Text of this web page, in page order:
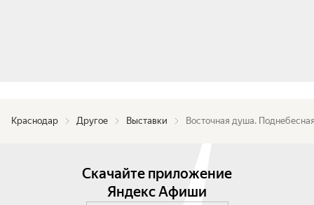
Краснодар Другое Выставки Восточная душа.
Скачайте приложение
Яндекс Афиши